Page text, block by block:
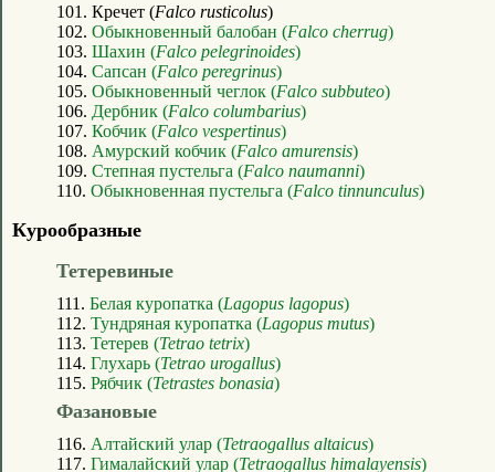
101. Кречет (Falco rusticolus)
102. Обыкновенный балобан (Falco cherrug)
103. Шахин (Falco pelegrinoides)
104. Сапсан (Falco peregrinus)
105. Обыкновенный чеглок (Falco subbuteo)
106. Дербник (Falco columbarius)
107. Кобчик (Falco vespertinus)
108. Амурский кобчик (Falco amurensis)
109. Степная пустельга (Falco naumanni)
110. Обыкновенная пустельга (Falco tinnunculus)
Курообразные
Тетеревиные
111. Белая куропатка (Lagopus lagopus)
112. Тундряная куропатка (Lagopus mutus)
113. Тетерев (Tetrao tetrix)
114. Глухарь (Tetrao urogallus)
115. Рябчик (Tetrastes bonasia)
Фазановые
116. Алтайский улар (Tetraogallus altaicus)
117. Гималайский улар (Tetraogallus himalayensis)